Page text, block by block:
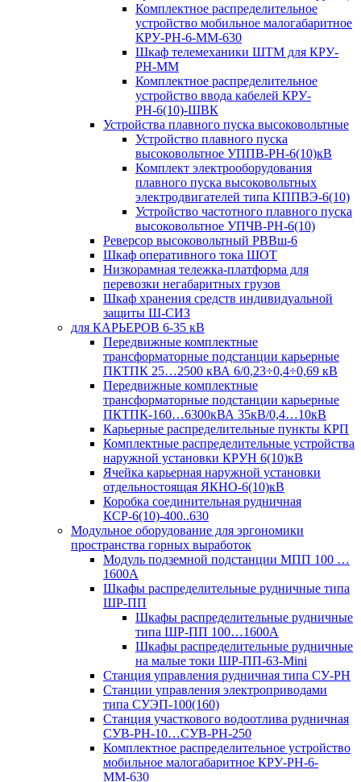
Комплектное распределительное
устройство мобильное малогабаритное
КРУ-РН-6-ММ-630
Шкаф телемеханики ШТМ для КРУ-
РН-ММ
Комплектное распределительное
устройство ввода кабелей КРУ-
РН-6(10)-ШВК
Устройства плавного пуска высоковольтные
Устройство плавного пуска
высоковольтное УППВ-РН-6(10)кВ
Комплект электрооборудования
плавного пуска высоковольтных
электродвигателей типа КППВЭ-6(10)
Устройство частотного плавного пуска
высоковольтное УПЧВ-РН-6(10)
Реверсор высоковольтный РВВш-6
Шкаф оперативного тока ШОТ
Низкорамная тележка-платформа для
перевозки негабаритных грузов
Шкаф хранения средств индивидуальной
защиты Ш-СИЗ
для КАРЬЕРОВ 6-35 кВ
Передвижные комплектные
трансформаторные подстанции карьерные
ПКТПК 25…2500 кВА 6/0,23÷0,4÷0,69 кВ
Передвижные комплектные
трансформаторные подстанции карьерные
ПКТПК-160…6300кВА 35кВ/0,4…10кВ
Карьерные распределительные пункты КРП
Комплектные распределительные устройства
наружной установки КРУН 6(10)кВ
Ячейка карьерная наружной установки
отдельностоящая ЯКНО-6(10)кВ
Коробка соединительная рудничная
КСР-6(10)-400..630
Модульное оборудование для эргономики
пространства горных выработок
Модуль подземной подстанции МПП 100 …
1600А
Шкафы распределительные рудничные типа
ШР-ПП
Шкафы распределительные рудничные
типа ШР-ПП 100…1600А
Шкафы распределительные рудничные
на малые токи ШР-ПП-63-Mini
Станция управления рудничная типа СУ-РН
Станции управления электроприводами
типа СУЭП-100(160)
Станция участкового водоотлива рудничная
СУВ-РН-10…СУВ-РН-250
Комплектное распределительное устройство
мобильное малогабаритное КРУ-РН-6-
ММ-630